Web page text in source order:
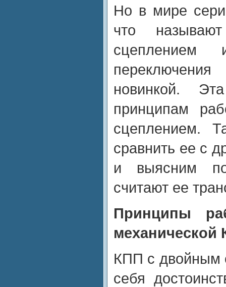
Но в мире
что
новинкой.
принципам
сцеплением.
сравнить ее с
и выясним
считают ее
Принципы
механической
КПП с двойным
себя